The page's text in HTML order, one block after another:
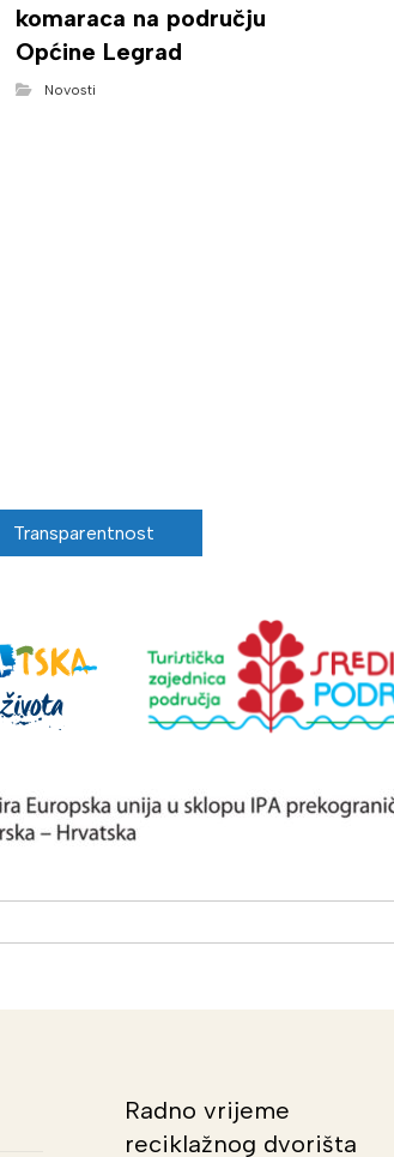
komaraca na području
Općine Legrad
Novosti
Transparentnost
Radno vrijeme
reciklažnog dvorišta